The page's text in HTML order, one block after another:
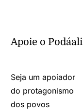
Apoie o Podáali
Seja um apoiador
do protagonismo
dos povos